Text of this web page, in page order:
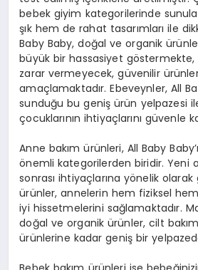
bebek giyim kategorilerinde
şık hem de rahat tasarımları ile
Baby Baby, doğal ve organik
büyük bir hassasiyet göstermekte,
zarar vermeyecek, güvenilir
amaçlamaktadır. Ebeveynler, All
sunduğu bu geniş ürün yelpazesi
çocuklarının ihtiyaçlarını güvenle
Anne bakım ürünleri, All Baby
önemli kategorilerden biridir. Yeni
sonrası ihtiyaçlarına yönelik
ürünler, annelerin hem fiziksel
iyi hissetmelerini sağlamaktadır.
doğal ve organik ürünler, cilt
ürünlerine kadar geniş bir